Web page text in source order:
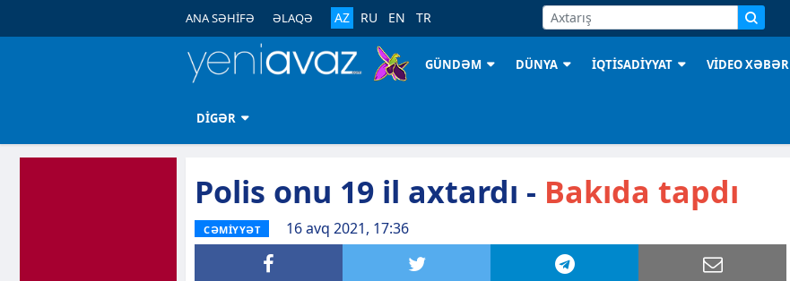
ANA SƏHİFƏ ƏLAQƏ AZ RU EN TR
GÜNDƏM DÜNYA İQTİSADİYYAT VİDEO XƏBƏR
DİGƏR
Polis onu 19 il axtardı - Bakıda tapdı
CƏMİYYƏT 16 avq 2021, 17:36